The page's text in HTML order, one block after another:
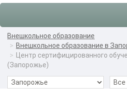
Внешкольное образование
Внешкольное образование в
Центр сертифицированного
(Запорожье)